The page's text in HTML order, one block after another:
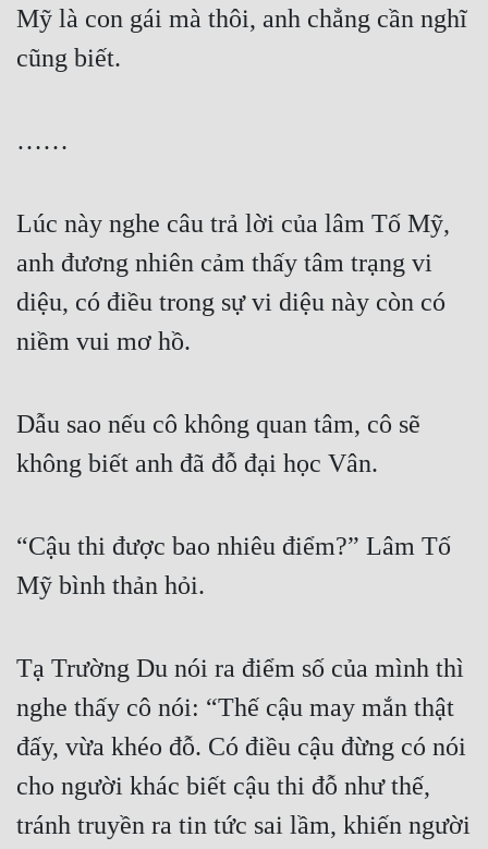
Mỹ là con gái mà thôi, anh chẳng cần nghĩ
cũng biết.
……
Lúc này nghe câu trả lời của lâm Tố Mỹ,
anh đương nhiên cảm thấy tâm trạng vi
diệu, có điều trong sự vi diệu này còn có
niềm vui mơ hồ.
Dẫu sao nếu cô không quan tâm, cô sẽ
không biết anh đã đỗ đại học Vân.
“Cậu thi được bao nhiêu điểm?” Lâm Tố
Mỹ bình thản hỏi.
Tạ Trường Du nói ra điểm số của mình thì
nghe thấy cô nói: “Thế cậu may mắn thật
đấy, vừa khéo đỗ. Có điều cậu đừng có nói
cho người khác biết cậu thi đỗ như thế,
tránh truyền ra tin tức sai lầm, khiến người